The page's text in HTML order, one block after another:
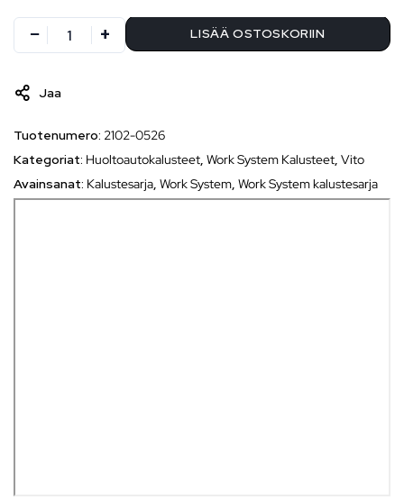
LISÄÄ OSTOSKORIIN
Jaa
Tuotenumero: 2102-0526
Kategoriat: Huoltoautokalusteet, Work System Kalusteet, Vito
Avainsanat: Kalustesarja, Work System, Work System kalustesarja